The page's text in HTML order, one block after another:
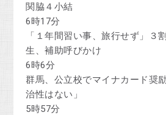
関脇４小結
6時17分
「１年間習い事、旅行せず」
生、補助呼びかけ
6時6分
群馬、公立校でマイナカード奨
治性はない」
5時57分